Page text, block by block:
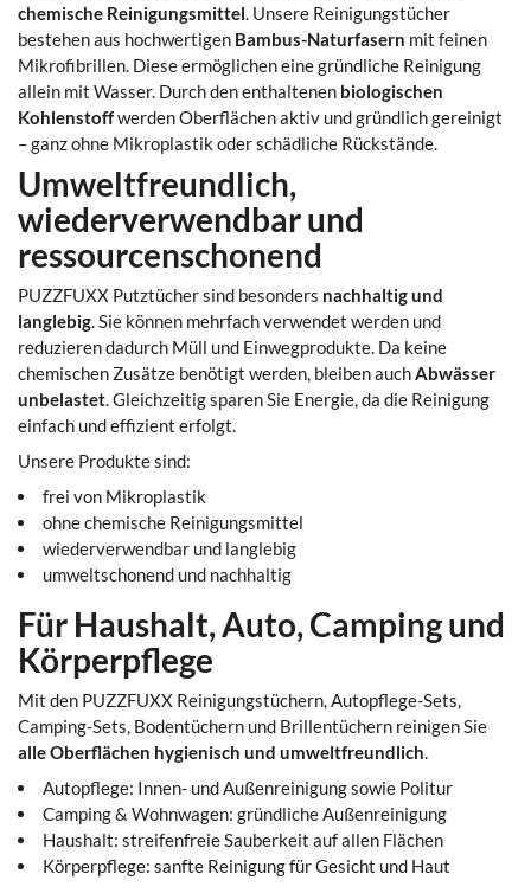
chemische Reinigungsmittel. Unsere Reinigungstücher
bestehen aus hochwertigen Bambus-Naturfasern mit feinen
Mikrofibrillen. Diese ermöglichen eine gründliche Reinigung
allein mit Wasser. Durch den enthaltenen biologischen
Kohlenstoffwerden Oberflächen aktiv und gründlich gereinigt
– ganz ohne Mikroplastik oder schädliche Rückstände.
Umweltfreundlich,
wiederverwendbar und
ressourcenschonend
PUZZFUXX Putztücher sind besonders nachhaltig und
langlebig. Sie können mehrfach verwendet werden und
reduzieren dadurch Müll und Einwegprodukte. Da keine
chemischen Zusätze benötigt werden, bleiben auchAbwässer
unbelastet. Gleichzeitig sparen Sie Energie, da die Reinigung
einfach und effizient erfolgt.
Unsere Produkte sind:
frei von Mikroplastik
ohne chemische Reinigungsmittel
wiederverwendbar und langlebig
umweltschonend und nachhaltig
Für Haushalt, Auto, Camping und
Körperpflege
Mit den PUZZFUXX Reinigungstüchern, Autopflege-Sets,
Camping-Sets, Bodentüchern und Brillentüchern reinigen Sie
alle Oberflächen hygienisch und umweltfreundlich.
Autopflege: Innen- und Außenreinigung sowie Politur
Camping & Wohnwagen: gründliche Außenreinigung
Haushalt: streifenfreie Sauberkeit auf allen Flächen
Körperpflege: sanfte Reinigung für Gesicht und Haut